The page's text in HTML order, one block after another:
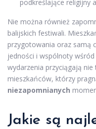
podkreślające religijny
Nie można również
balijskich festiwali.
przygotowania oraz samą
jedności i wspólnoty
wydarzenia przyciągają
mieszkańców, którzy
niezapomnianych
Jakie są